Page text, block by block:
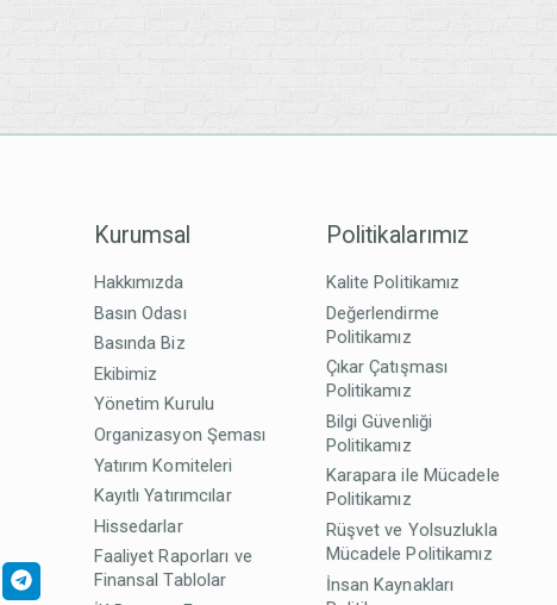
Kurumsal
Hakkımızda
Basın Odası
Basında Biz
Ekibimiz
Yönetim Kurulu
Organizasyon Şeması
Yatırım Komiteleri
Kayıtlı Yatırımcılar
Hissedarlar
Faaliyet Raporları ve
Finansal Tablolar
Politikalarımız
Kalite Politikamız
Değerlendirme
Politikamız
Çıkar Çatışması
Politikamız
Bilgi Güvenliği
Politikamız
Karapara ile Mücadele
Politikamız
Rüşvet ve Yolsuzlukla
Mücadele Politikamız
İnsan Kaynakları